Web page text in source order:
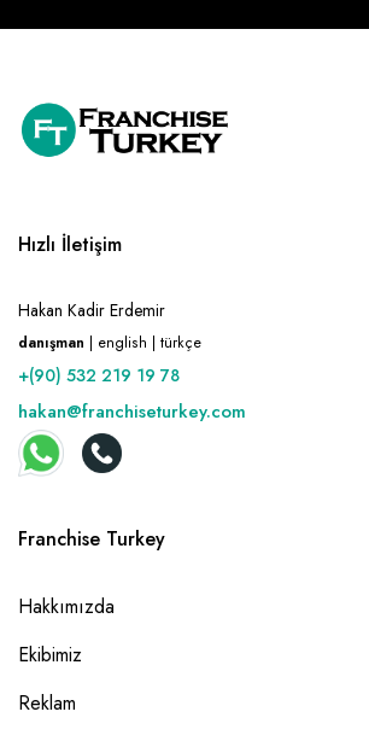
Hızlı İletişim
Hakan Kadir Erdemir
danışman | english | türkçe
+(90) 532 219 19 78
hakan@franchiseturkey.com
Franchise Turkey
Hakkımızda
Ekibimiz
Reklam